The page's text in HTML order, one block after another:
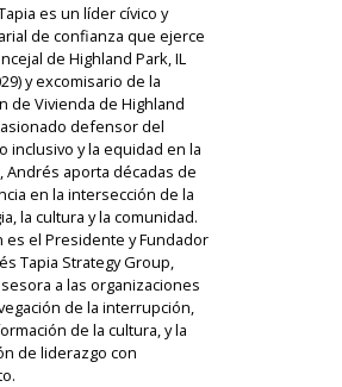
es un líder cívico y
de confianza que ejerce
de Highland Park, IL
y excomisario de la
de Vivienda de Highland
defensor del
inclusivo y la equidad en la
Andrés aporta décadas de
en la intersección de la
la cultura y la comunidad.
es el Presidente y Fundador
Tapia Strategy Group,
a las organizaciones
de la interrupción,
de la cultura, y la
de liderazgo con